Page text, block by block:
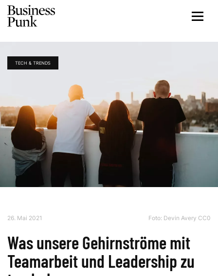
TECH & TRENDS
26. Mai 2021 Foto: Devin Avery CC0
Was unsere Gehirnströme mit
Teamarbeit und Leadership zu